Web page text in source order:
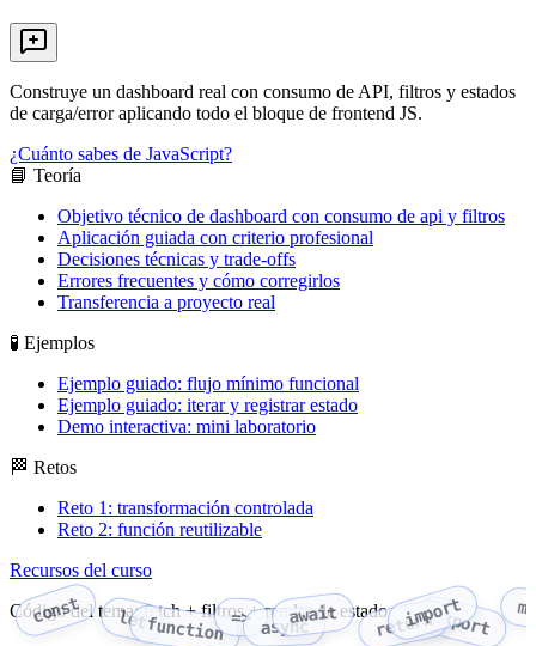
Construye un dashboard real con consumo de API, filtros y estados
de carga/error aplicando todo el bloque de frontend JS.
¿Cuánto sabes de JavaScript?
📘 Teoría
Objetivo técnico de dashboard con consumo de api y filtros
Aplicación guiada con criterio profesional
Decisiones técnicas y trade-offs
Errores frecuentes y cómo corregirlos
Transferencia a proyecto real
🧪 Ejemplos
Ejemplo guiado: flujo mínimo funcional
Ejemplo guiado: iterar y registrar estado
Demo interactiva: mini laboratorio
🏁 Retos
Reto 1: transformación controlada
Reto 2: función reutilizable
Recursos del curso
Código del tema: fetch + filtros + render de estado
const letfunction => asyncawait returnimportexport